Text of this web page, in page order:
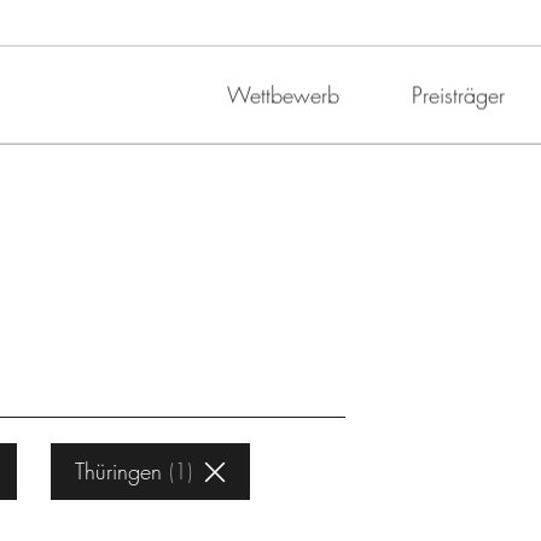
Wettbewerb Preisträger
Thüringen 1